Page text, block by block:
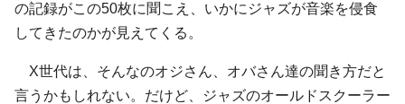
の記録がこの50枚に聞こえ、いかにジャズが音楽を侵食
してきたのかが見えてくる。
X世代は、そんなのオジさん、オバさん達の聞き方だと
言うかもしれない。だけど、ジャズのオールドスクーラー